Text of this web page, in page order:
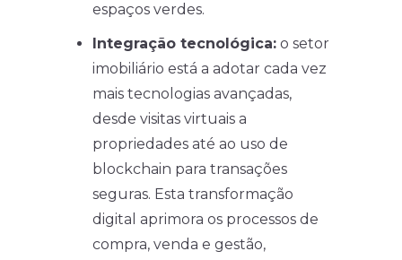
espaços verdes.
Integração tecnológica: o setor
imobiliário está a adotar cada vez
mais tecnologias avançadas,
desde visitas virtuais a
propriedades até ao uso de
blockchain para transações
seguras. Esta transformação
digital aprimora os processos de
compra, venda e gestão,